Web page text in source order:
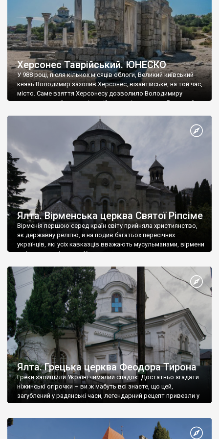
Херсонес Таврійський. ЮНЕСКО
У 988 році, після кількох місяців облоги, Великий київський
князь Володимир захопив Херсонес, візантійське, на той час,
місто. Саме взяття Херсонесу дозволило Володимиру
диктувати свої умови візантійському імператору Василю ІІ, та
Херсонесі Володимир-язичник, став Василем-християнином.
А потім було Хрещення Русі. На честь Херсонесу Таврійського
Ялта. Вірменська церква Святої Ріпсіме
Вірменія першою серед країн світу прийняла християнство,
як державну релігію, й на подив багатьох пересічних
українців, які усіх кавказців вважають мусульманами, вірмени
є відданими вірянами Христа
Ялта. Грецька церква Феодора Тирона
Греки залишили Україні чималий спадок. Достатньо згадати
ніжинські огірочки – ви ж мабуть всі знаєте, що цей,
загублений у радянські часи, легендарний рецепт привезли у
Ніжин греки?